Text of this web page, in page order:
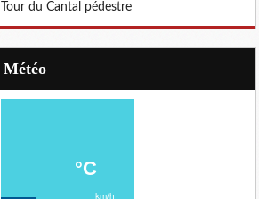
Tour du Cantal pédestre
Météo